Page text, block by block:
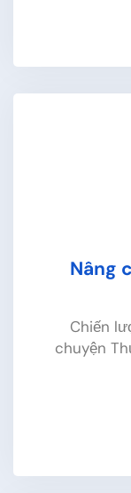
Phối hợp
Nâng
Chiến
chuyện